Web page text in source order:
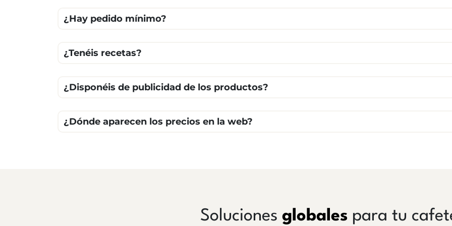
¿Hay pedido mínimo?
¿Tenéis recetas?
¿Disponéis de publicidad de los productos?
¿Dónde aparecen los precios en la web?
Soluciones globales para tu